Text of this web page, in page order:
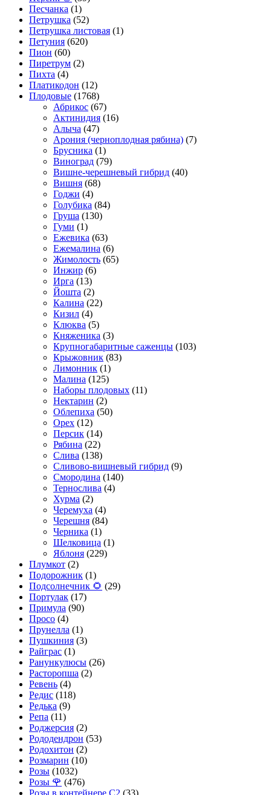
Песчанка (1)
Петрушка (52)
Петрушка листовая (1)
Петуния (620)
Пион (60)
Пиретрум (2)
Пихта (4)
Платикодон (12)
Плодовые (1768)
Абрикос (67)
Актинидия (16)
Алыча (47)
Арония (черноплодная рябина) (7)
Брусника (1)
Виноград (79)
Вишне-черешневый гибрид (40)
Вишня (68)
Годжи (4)
Голубика (84)
Груша (130)
Гуми (1)
Ежевика (63)
Ежемалина (6)
Жимолость (65)
Инжир (6)
Ирга (13)
Йошта (2)
Калина (22)
Кизил (4)
Клюква (5)
Княженика (3)
Крупногабаритные саженцы (103)
Крыжовник (83)
Лимонник (1)
Малина (125)
Наборы плодовых (11)
Нектарин (2)
Облепиха (50)
Орех (12)
Персик (14)
Рябина (22)
Слива (138)
Сливово-вишневый гибрид (9)
Смородина (140)
Тернослива (4)
Хурма (2)
Черемуха (4)
Черешня (84)
Черника (1)
Шелковица (1)
Яблоня (229)
Плумкот (2)
Подорожник (1)
Подсолнечник 🌻 (29)
Портулак (17)
Примула (90)
Просо (4)
Прунелла (1)
Пушкиния (3)
Райграс (1)
Ранункулюсы (26)
Расторопша (2)
Ревень (4)
Редис (118)
Редька (9)
Репа (11)
Роджерсия (2)
Рододендрон (53)
Родохитон (2)
Розмарин (10)
Розы (1032)
Розы 🌹 (476)
Розы в контейнере С2 (33)